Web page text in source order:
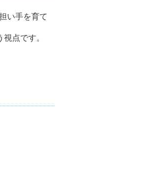
い手を育て
点です。